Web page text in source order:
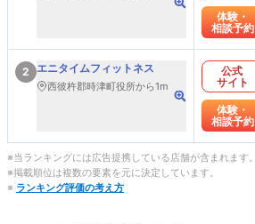
体験・
相談予約
2 エニタイムフィットネス
西彼杵郡時津町役所から1m
公式
サイト
体験・
相談予約
※当ランキングには広告提携している店舗が含まれます。
※掲載順位は複数の要素を元に決定しています。
※ ランキング評価の考え方